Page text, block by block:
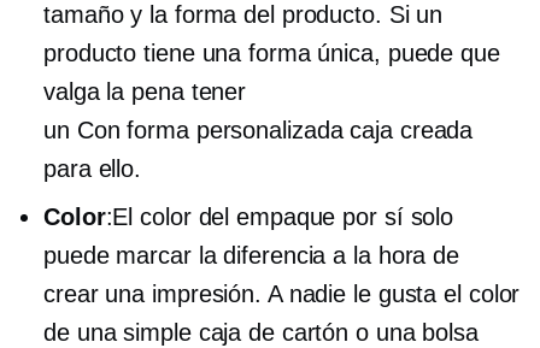
tamaño y la forma del producto. Si un
producto tiene una forma única, puede que
valga la pena tener
un Con forma personalizadacaja creada
para ello.
Color:El color del empaque por sí solo
puede marcar la diferencia a la hora de
crear una impresión. A nadie le gusta el color
de una simple caja de cartón o una bolsa